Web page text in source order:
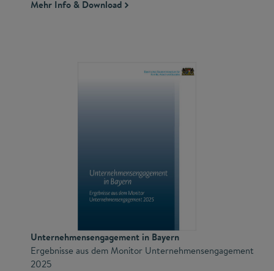
Mehr Info & Download
Unternehmensengagement in Bayern
Ergebnisse aus dem Monitor Unternehmensengagement
2025